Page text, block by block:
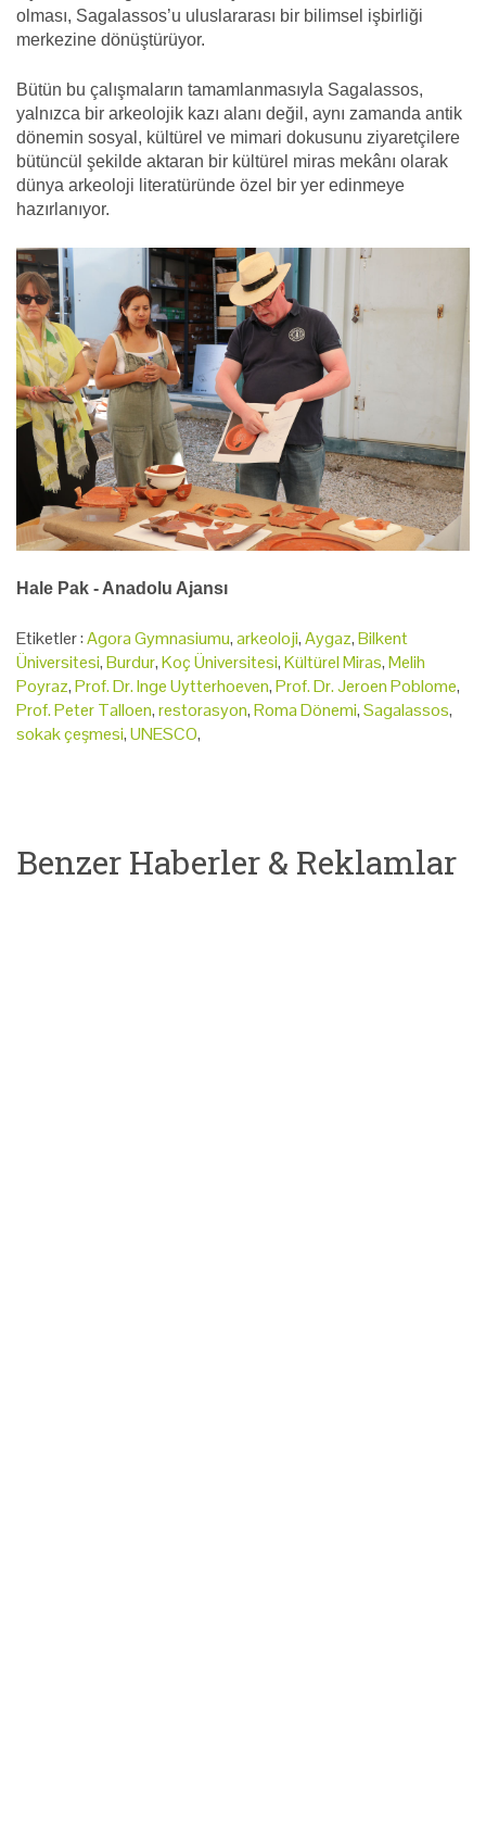
olması, Sagalassos’u uluslararası bir bilimsel işbirliği
merkezine dönüştürüyor.
Bütün bu çalışmaların tamamlanmasıyla Sagalassos,
yalnızca bir arkeolojik kazı alanı değil, aynı zamanda antik
dönemin sosyal, kültürel ve mimari dokusunu ziyaretçilere
bütüncül şekilde aktaran bir kültürel miras mekânı olarak
dünya arkeoloji literatüründe özel bir yer edinmeye
hazırlanıyor.
Hale Pak - Anadolu Ajansı
Etiketler :Agora Gymnasiumu,arkeoloji,Aygaz,Bilkent
Üniversitesi,Burdur,Koç Üniversitesi,Kültürel Miras,Melih
Poyraz,Prof. Dr. Inge Uytterhoeven,Prof. Dr. Jeroen Poblome,
Prof. Peter Talloen,restorasyon,Roma Dönemi,Sagalassos,
sokak çeşmesi,UNESCO,
Benzer Haberler & Reklamlar